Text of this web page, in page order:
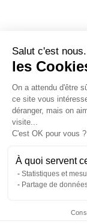
Salut c'est
les
On a attendu d'être
ce site vous
déranger, mais on
visite...
C'est OK pour vous ?
À quoi servent
Statistiques et
Partage de